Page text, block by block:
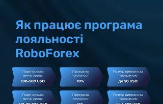
Як працює програма
лояльності
RoboForex